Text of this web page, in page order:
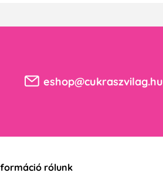
eshop@cukraszvilag.hu
rólunk